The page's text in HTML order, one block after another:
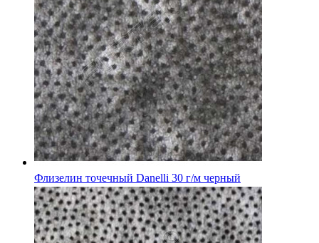
Флизелин точечный Danelli 30 г/м черный